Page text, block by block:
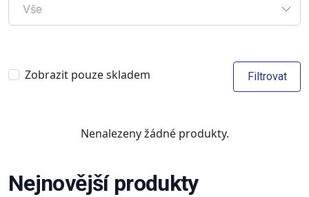
Vše
Zobrazit pouze skladem Filtrovat
Nenalezeny žádné produkty.
Nejnovější produkty